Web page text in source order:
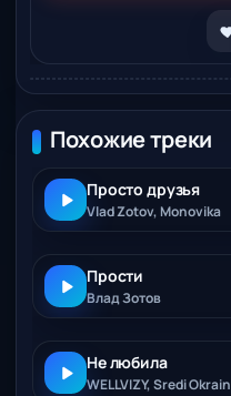
Похожие треки
Просто друзья
Vlad Zotov, Monovika
Прости
Влад Зотов
Не любила
WELLVIZY, Sredi Okrain